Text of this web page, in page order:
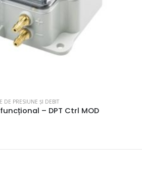
DE PRESIUNE ȘI DEBIT
– DPT Ctrl MOD